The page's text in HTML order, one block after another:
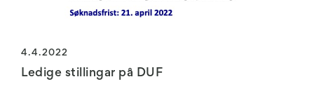
4.4.2022
Ledige stillingar på DUF